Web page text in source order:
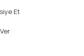
Et